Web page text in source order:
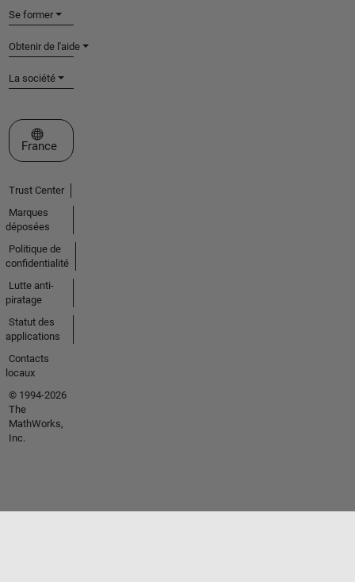
Se former
Obtenir de l'aide
La société
Sélectionner un site web
France
Trust Center
Marques
déposées
Politique de
confidentialité
Lutte anti-
piratage
Statut des
applications
Contacts
locaux
© 1994-2026
The
MathWorks,
Inc.